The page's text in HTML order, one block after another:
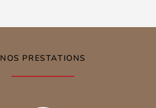
NOS PRESTATIONS